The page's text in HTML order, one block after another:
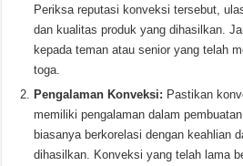
Periksa reputasi konveksi tersebut,
dan kualitas produk yang dihasilkan.
kepada teman atau senior yang telah
toga.
Pengalaman Konveksi: Pastikan
memiliki pengalaman dalam
biasanya berkorelasi dengan keahlian
dihasilkan. Konveksi yang telah lama